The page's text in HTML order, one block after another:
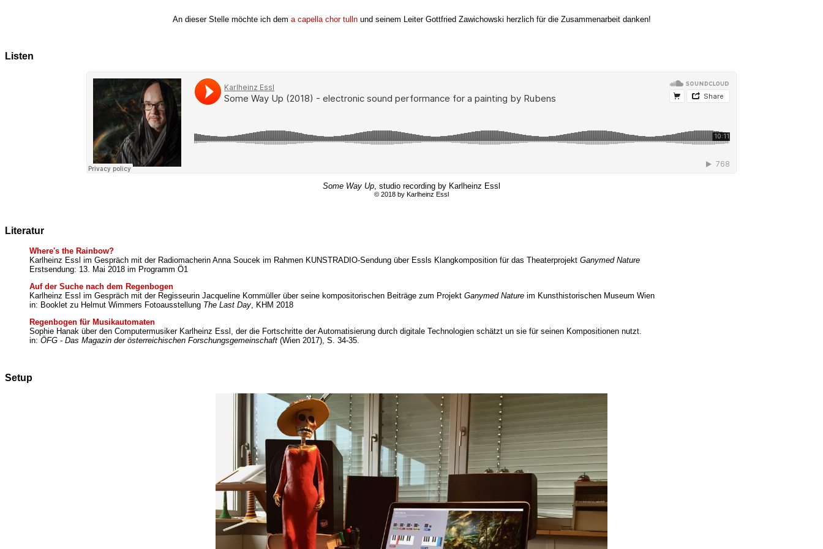
An dieser Stelle möchte ich dem a capella chor tullnund seinem Leiter Gottfried Zawichowski herzlich für die Zusammenarbeit danken!
Listen
Some Way Up, studio recording by Karlheinz Essl
© 2018 by Karlheinz Essl
Literatur
Where's the Rainbow?
Karlheinz Essl im Gespräch mit der Radiomacherin Anna Soucek im Rahmen KUNSTRADIO-Sendung über Essls Klangkomposition für das Theaterprojekt Ganymed Nature
Erstsendung: 13. Mai 2018 im Programm Ö1
Auf der Suche nach dem Regenbogen
Karlheinz Essl im Gespräch mit der Regisseurin Jacqueline Kornmüller über seine kompositorischen Beiträge zum Projekt Ganymed Nature im Kunsthistorischen Museum Wien
in: Booklet zu Helmut Wimmers Fotoausstellung The Last Day , KHM 2018
Regenbogen für Musikautomaten
Sophie Hanak über den Computermusiker Karlheinz Essl, der die Fortschritte der Automatisierung durch digitale Technologien schätzt un sie für seinen Kompositionen nutzt.
in: ÖFG - Das Magazin der österreichischen Forschungsgemeinschaft (Wien 2017), S. 34-35.
Setup